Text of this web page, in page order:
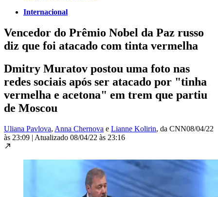
Internacional
Vencedor do Prêmio Nobel da Paz russo
diz que foi atacado com tinta vermelha
Dmitry Muratov postou uma foto nas
redes sociais após ser atacado por "tinha
vermelha e acetona" em trem que partiu
de Moscou
Uliana Pavlova, Anna Chernova e Lianne Kolirin, da CNN08/04/22
às 23:09 | Atualizado 08/04/22 às 23:16